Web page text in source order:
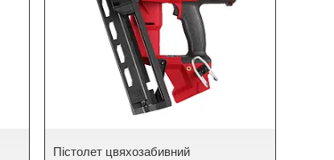
Пістолет цвяхозабивний